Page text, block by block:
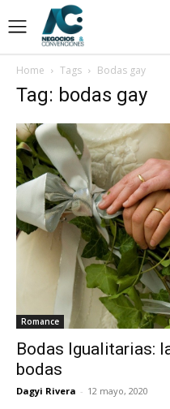
Home Tags Bodas gay
Tag: bodas gay
Romance
Bodas Igualitarias:
bodas
Dagyi Rivera - 12 mayo, 2020